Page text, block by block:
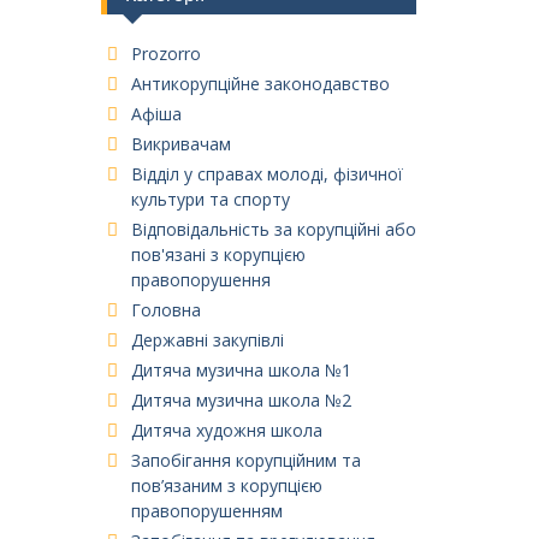
Prozorro
Антикорупційне законодавство
Афіша
Викривачам
Відділ у справах молоді, фізичної
культури та спорту
Відповідальність за корупційні або
пов'язані з корупцією
правопорушення
Головна
Державні закупівлі
Дитяча музична школа №1
Дитяча музична школа №2
Дитяча художня школа
Запобігання корупційним та
пов’язаним з корупцією
правопорушенням